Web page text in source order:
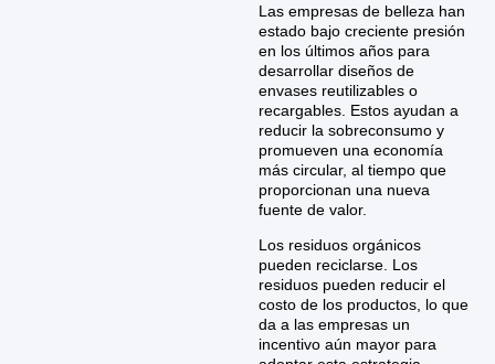
Las empresas de belleza han
estado bajo creciente presión
en los últimos años para
desarrollar diseños de
envases reutilizables o
recargables. Estos ayudan a
reducir la sobreconsumo y
promueven una economía
más circular, al tiempo que
proporcionan una nueva
fuente de valor.
Los residuos orgánicos
pueden reciclarse. Los
residuos pueden reducir el
costo de los productos, lo que
da a las empresas un
incentivo aún mayor para